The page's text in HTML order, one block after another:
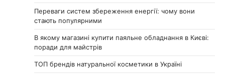
Переваги систем збереження енергії: чому вони
стають популярними
В якому магазині купити паяльне обладнання в Києві:
поради для майстрів
ТОП брендів натуральної косметики в Україні